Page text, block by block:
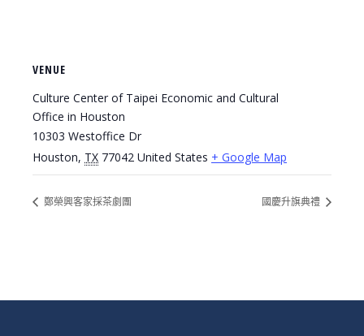
VENUE
Culture Center of Taipei Economic and Cultural
Office in Houston
10303 Westoffice Dr
Houston, TX 77042 United States + Google Map
鄭榮興客家採茶劇團 國慶升旗典禮